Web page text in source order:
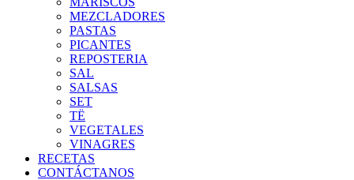
MEZCLADORES
PASTAS
PICANTES
REPOSTERIA
SAL
SALSAS
SET
TË
VEGETALES
VINAGRES
RECETAS
CONTÁCTANOS